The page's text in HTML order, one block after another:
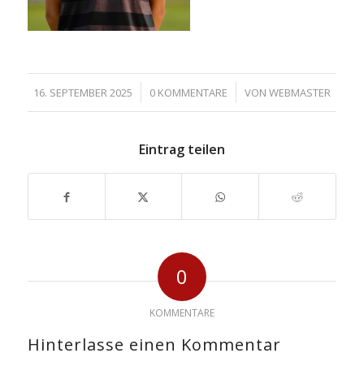
16. SEPTEMBER 2025
/ 0 KOMMENTARE
/ VON WEBMASTER
Eintrag teilen
0
KOMMENTARE
Hinterlasse einen Kommentar